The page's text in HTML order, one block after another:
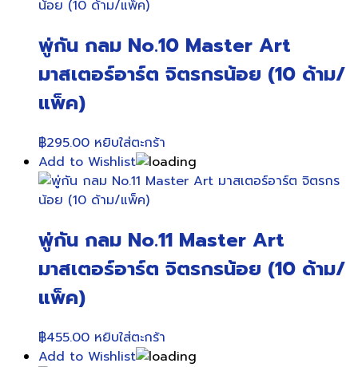
พู่กัน กลม No.10 Master Art
มาสเตอร์อาร์ต จิตรกรน้อย (10 ด้าม/
แพ็ค)
฿295.00 หยิบใส่ตะกร้า
Add to Wishlist
พู่กัน กลม No.11 Master Art
มาสเตอร์อาร์ต จิตรกรน้อย (10 ด้าม/
แพ็ค)
฿455.00 หยิบใส่ตะกร้า
Add to Wishlist